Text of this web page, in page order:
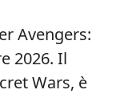
Avengers:
2026. Il
Wars, è